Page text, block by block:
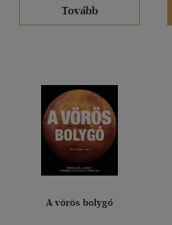
Tovább
A vörös bolygó